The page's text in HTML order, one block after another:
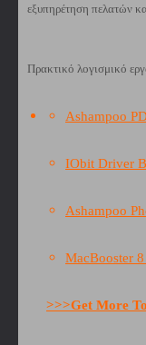
εξυπηρέτηση πελατών
Πρακτικό λογισμικό
Ashampoo
IObit Driver
Ashampoo
MacBooster
>>>Get More